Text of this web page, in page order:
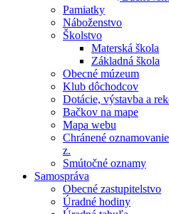
Pamiatky
Náboženstvo
Školstvo
Materská škola
Základná škola
Obecné múzeum
Klub dôchodcov
Dotácie, výstavba a
Bačkov na mape
Mapa webu
Chránené
z.
Smútočné oznamy
Samospráva
Obecné zastupitelstvo
Úradné hodiny